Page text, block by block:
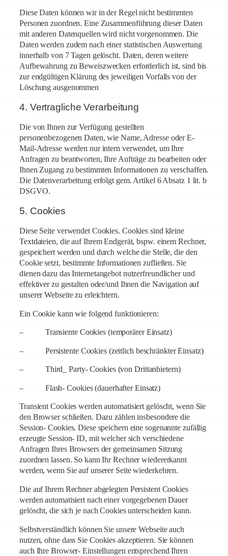
Diese Daten können wir in der Regel nicht bestimmten
Personen zuordnen. Eine Zusammenführung dieser Daten
mit anderen Datenquellen wird nicht vorgenommen. Die
Daten werden zudem nach einer statistischen Auswertung
innerhalb von 7 Tagen gelöscht. Daten, deren weitere
Aufbewahrung zu Beweiszwecken erforderlich ist, sind bis
zur endgültigen Klärung des jeweiligen Vorfalls von der
Löschung ausgenommen
4. Vertragliche Verarbeitung
Die von Ihnen zur Verfügung gestellten
personenbezogenen Daten, wie Name, Adresse oder E-
Mail-Adresse werden nur intern verwendet, um Ihre
Anfragen zu beantworten, Ihre Aufträge zu bearbeiten oder
Ihnen Zugang zu bestimmten Informationen zu verschaffen.
Die Datenverarbeitung erfolgt gem. Artikel 6 Absatz 1 lit. b
DSGVO.
5. Cookies
Diese Seite verwendet Cookies. Cookies sind kleine
Textdateien, die auf Ihrem Endgerät, bspw. einem Rechner,
gespeichert werden und durch welche die Stelle, die den
Cookie setzt, bestimmte Informationen zufließen. Sie
dienen dazu das Internetangebot nutzerfreundlicher und
effektiver zu gestalten oder/und Ihnen die Navigation auf
unserer Webseite zu erleichtern.
Ein Cookie kann wie folgend funktionieren:
– Transiente Cookies (temporärer Einsatz)
– Persistente Cookies (zeitlich beschränkter Einsatz)
– Third_ Party- Cookies (von Drittanbietern)
– Flash- Cookies (dauerhafter Einsatz)
Transient Cookies werden automatisiert gelöscht, wenn Sie
den Browser schließen. Dazu zählen insbesondere die
Session- Cookies. Diese speichern eine sogenannte zufällig
erzeugte Session- ID, mit welcher sich verschiedene
Anfragen Ihres Browsers der gemeinsamen Sitzung
zuordnen lassen. So kann Ihr Rechner wiedererkannt
werden, wenn Sie auf unserer Seite wiederkehren.
Die auf Ihrem Rechner abgelegten Persistent Cookies
werden automatisiert nach einer vorgegebenen Dauer
gelöscht, die sich je nach Cookies unterscheiden kann.
Selbstverständlich können Sie unsere Webseite auch
nutzen, ohne dass Sie Cookies akzeptieren. Sie können
auch Ihre Browser- Einstellungen entsprechend Ihren